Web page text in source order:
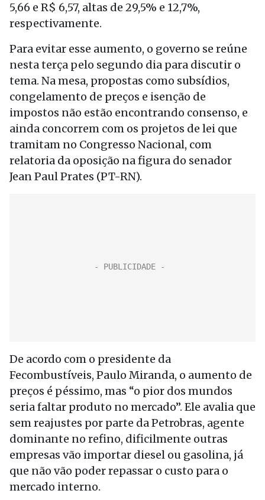
5,66 e R$ 6,57, altas de 29,5% e 12,7%,
respectivamente.
Para evitar esse aumento, o governo se reúne
nesta terça pelo segundo dia para discutir o
tema. Na mesa, propostas como subsídios,
congelamento de preços e isenção de
impostos não estão encontrando consenso, e
ainda concorrem com os projetos de lei que
tramitam no Congresso Nacional, com
relatoria da oposição na figura do senador
Jean Paul Prates (PT-RN).
De acordo com o presidente da
Fecombustíveis, Paulo Miranda, o aumento de
preços é péssimo, mas “o pior dos mundos
seria faltar produto no mercado”. Ele avalia que
sem reajustes por parte da Petrobras, agente
dominante no refino, dificilmente outras
empresas vão importar diesel ou gasolina, já
que não vão poder repassar o custo para o
mercado interno.